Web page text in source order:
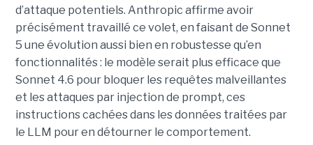
d’attaque potentiels. Anthropic affirme avoir
précisément travaillé ce volet, en faisant de Sonnet
5 une évolution aussi bien en robustesse qu’en
fonctionnalités : le modèle serait plus efficace que
Sonnet 4.6 pour bloquer les requêtes malveillantes
et les attaques par injection de prompt, ces
instructions cachées dans les données traitées par
le LLM pour en détourner le comportement.